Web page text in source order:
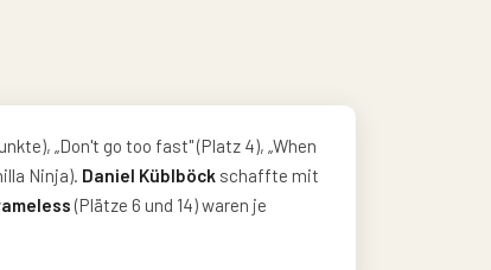
„Don't go too fast" (Platz 4), „When
Ninja). Daniel Küblböck schaffte mit
(Plätze 6 und 14) waren je